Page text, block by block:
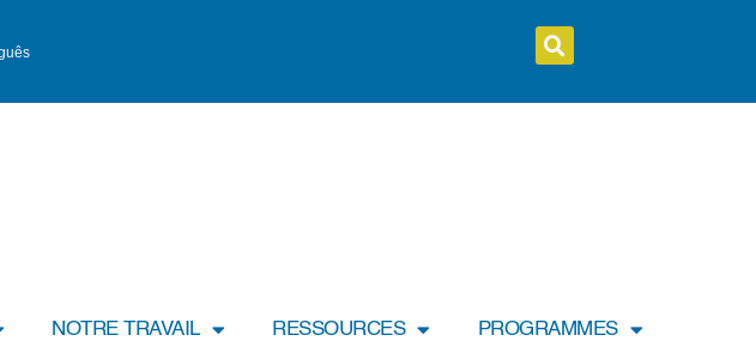
NOTRE TRAVAIL RESSOURCES PROGRAMMES